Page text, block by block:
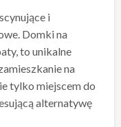
i
Domki na
to unikalne
na
tylko miejscem do
alternatywę